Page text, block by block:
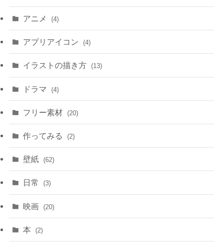
アニメ (4)
アプリアイコン (4)
イラストの描き方 (13)
ドラマ (4)
フリー素材 (20)
作ってみる (2)
壁紙 (62)
日常 (3)
映画 (20)
本 (2)